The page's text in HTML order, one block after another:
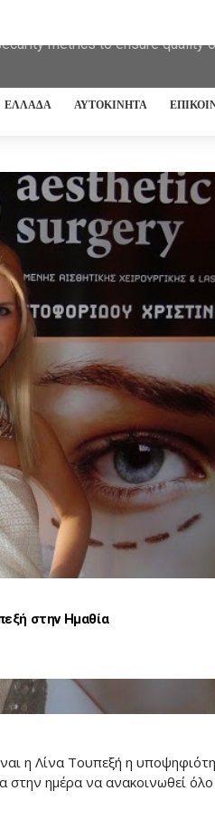
ΕΛΛΑΔΑ ΑΥΤΟΚΙΝΗΤΑ
στην Ημαθία
η Λίνα Τουπεξή η
στην ημέρα να ανακοινωθεί
metrics to ensure quality